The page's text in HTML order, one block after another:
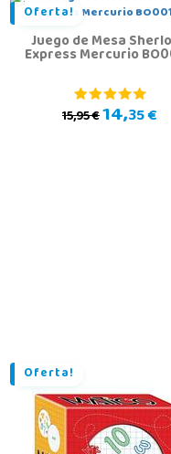
Oferta!
Juego de Mesa
Express Mercurio
15,95 €14,35 €
Oferta!